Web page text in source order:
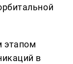
этапом
в